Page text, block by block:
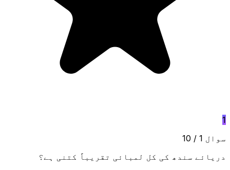
1
سوال 1 / 10
دریائے سندھ کی کل لمبائی تقریباً کتنی ہے؟